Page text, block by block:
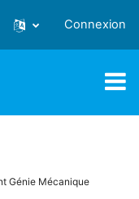
désactiver la saisie
Connexion
Génie Mécanique